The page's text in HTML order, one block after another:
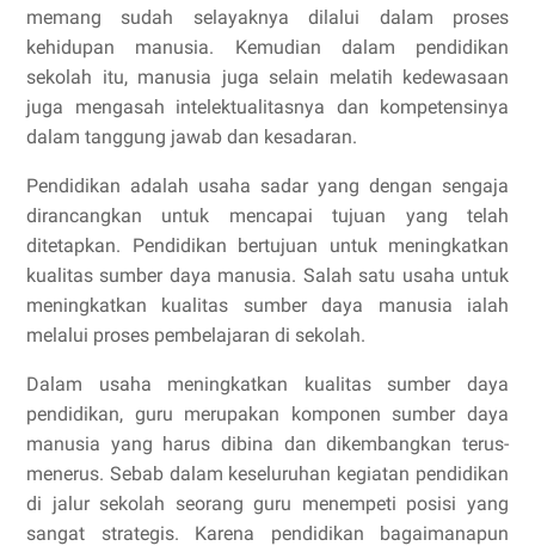
memang sudah selayaknya dilalui dalam proses
kehidupan manusia. Kemudian dalam pendidikan
sekolah itu, manusia juga selain melatih kedewasaan
juga mengasah intelektualitasnya dan kompetensinya
dalam tanggung jawab dan kesadaran.
Pendidikan adalah usaha sadar yang dengan sengaja
dirancangkan untuk mencapai tujuan yang telah
ditetapkan. Pendidikan bertujuan untuk meningkatkan
kualitas sumber daya manusia. Salah satu usaha untuk
meningkatkan kualitas sumber daya manusia ialah
melalui proses pembelajaran di sekolah.
Dalam usaha meningkatkan kualitas sumber daya
pendidikan, guru merupakan komponen sumber daya
manusia yang harus dibina dan dikembangkan terus-
menerus. Sebab dalam keseluruhan kegiatan pendidikan
di jalur sekolah seorang guru menempeti posisi yang
sangat strategis. Karena pendidikan bagaimanapun